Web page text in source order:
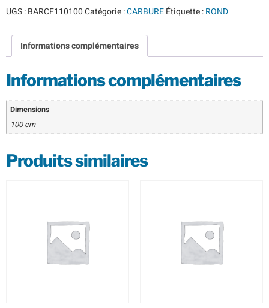
UGS :BARCF110100Catégorie :CARBUREÉtiquette :ROND
Informations complémentaires
Informations complémentaires
Dimensions
100 cm
Produits similaires